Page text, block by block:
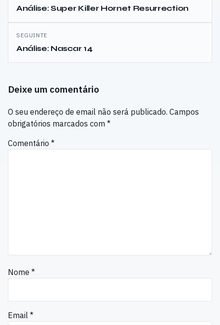
de
artigos
Análise: Super Killer Hornet Resurrection
SEGUINTE
Análise: Nascar 14
Deixe um comentário
O seu endereço de email não será publicado. Campos
obrigatórios marcados com *
Comentário *
Nome *
Email *